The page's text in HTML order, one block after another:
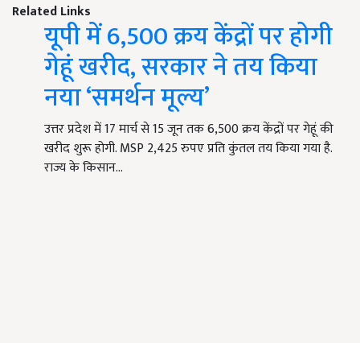
Related Links
यूपी में 6,500 क्रय केंद्रों पर होगी
गेहूं खरीद, सरकार ने तय किया
नया ‘समर्थन मूल्य’
उत्तर प्रदेश में 17 मार्च से 15 जून तक 6,500 क्रय केंद्रों पर गेहूं की
खरीद शुरू होगी. MSP 2,425 रुपए प्रति कुंतल तय किया गया है.
राज्य के किसान…